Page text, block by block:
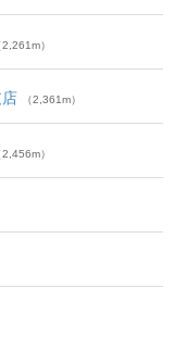
2,261m）
（2,361m）
2,456m）